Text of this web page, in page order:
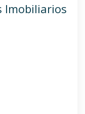
Imobiliarios